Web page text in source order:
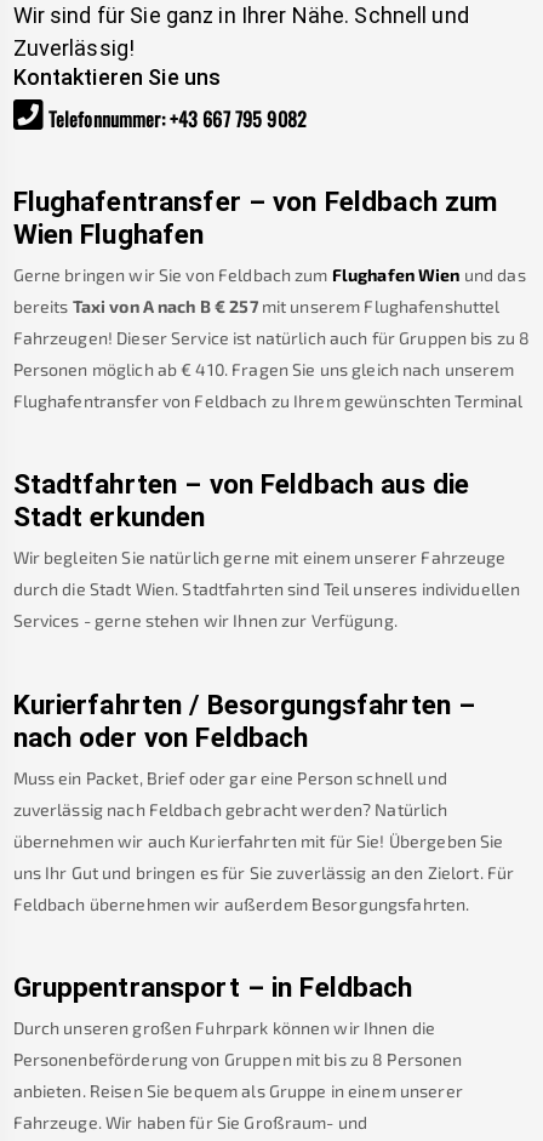
Wir sind für Sie ganz in Ihrer Nähe. Schnell und
Zuverlässig!
Kontaktieren Sie uns
Telefonnummer:+43 667 795 9082
Flughafentransfer – von Feldbachzum
Wien Flughafen
Gerne bringen wir Sie von Feldbach zum Flughafen Wien und das
bereits Taxi von A nach B€257 mit unserem Flughafenshuttel
Fahrzeugen! Dieser Service ist natürlich auch für Gruppen bis zu 8
Personen möglich ab € 410. Fragen Sie uns gleich nach unserem
Flughafentransfer von Feldbach zu Ihrem gewünschten Terminal
Stadtfahrten – von Feldbach aus die
Stadt erkunden
Wir begleiten Sie natürlich gerne mit einem unserer Fahrzeuge
durch die Stadt Wien. Stadtfahrten sind Teil unseres individuellen
Services - gerne stehen wir Ihnen zur Verfügung.
Kurierfahrten / Besorgungsfahrten –
nach oder von Feldbach
Muss ein Packet, Brief oder gar eine Person schnell und
zuverlässig nach Feldbach gebracht werden? Natürlich
übernehmen wir auch Kurierfahrten mit für Sie! Übergeben Sie
uns Ihr Gut und bringen es für Sie zuverlässig an den Zielort. Für
Feldbach übernehmen wir außerdem Besorgungsfahrten.
Gruppentransport – in Feldbach
Durch unseren großen Fuhrpark können wir Ihnen die
Personenbeförderung von Gruppen mit bis zu 8 Personen
anbieten. Reisen Sie bequem als Gruppe in einem unserer
Fahrzeuge. Wir haben für Sie Großraum- und